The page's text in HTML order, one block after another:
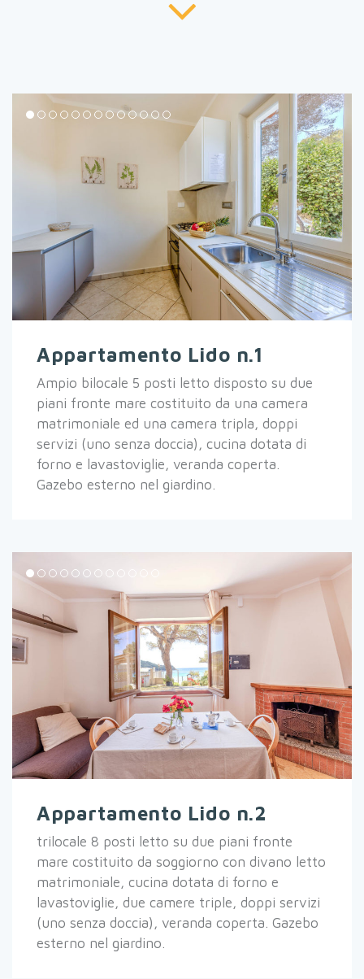
Appartamento Lido n.1
Ampio bilocale 5 posti letto disposto su due
piani fronte mare costituito da una camera
matrimoniale ed una camera tripla, doppi
servizi (uno senza doccia), cucina dotata di
forno e lavastoviglie, veranda coperta.
Gazebo esterno nel giardino.
Appartamento Lido n.2
trilocale 8 posti letto su due piani fronte
mare costituito da soggiorno con divano letto
matrimoniale, cucina dotata di forno e
lavastoviglie, due camere triple, doppi servizi
(uno senza doccia), veranda coperta. Gazebo
esterno nel giardino.